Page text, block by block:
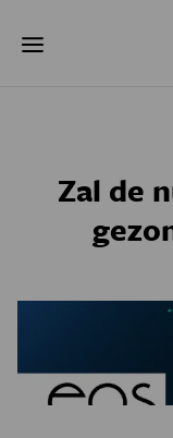
naar
JONGE UITDAGERS
Zal de